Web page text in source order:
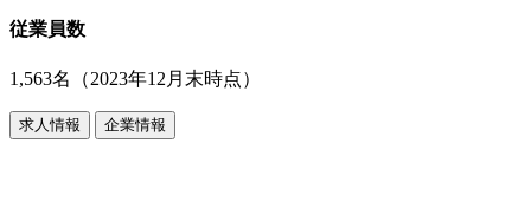
従業員数
1,563名（2023年12月末時点）
求人情報 企業情報